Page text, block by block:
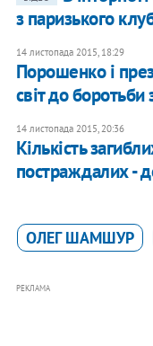
з паризького
14 листопада 2015, 18:29
Порошенко і
світ до
14 листопада 2015, 20:36
Кількість
постраждалих -
ОЛЕГ ШАМШУР
РЕКЛАМА